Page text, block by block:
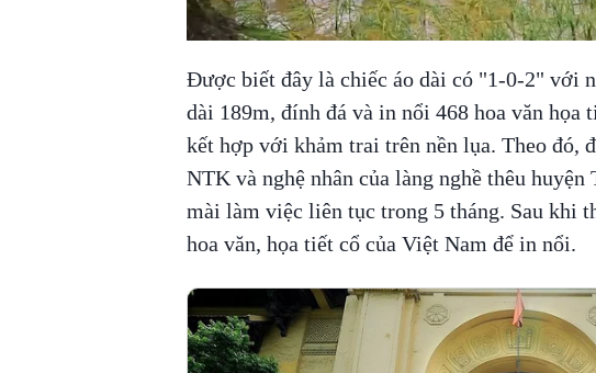
Được biết đây là chiếc áo dài có "1-0-2" với
dài 189m, đính đá và in nổi 468 hoa văn
kết hợp với khảm trai trên nền lụa. Theo đó,
NTK và nghệ nhân của làng nghề thêu
mài làm việc liên tục trong 5 tháng. Sau khi
hoa văn, họa tiết cổ của Việt Nam để in nổi.